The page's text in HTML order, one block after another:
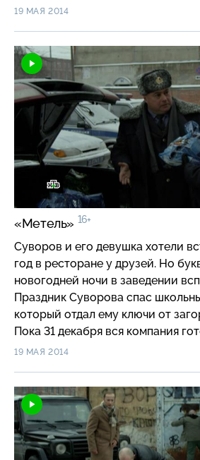
покушения Суворову удалось
19 МАЯ 2014
«Метель» 16+
Суворов и его девушка хотели
год в ресторане у друзей. Но
новогодней ночи в заведении
Праздник Суворова спас
который отдал ему ключи от
Пока 31 декабря вся компания
к вечеринке, в городе был
19 МАЯ 2014